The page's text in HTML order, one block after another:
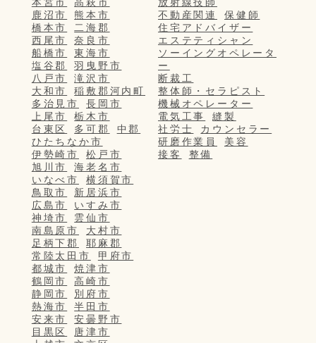
鹿沼市
熊本市
橋本市
二海郡
西尾市
奈良市
船橋市
東海市
塩谷郡
羽曳野市
八戸市
滝沢市
大和市
稲敷郡河内町
多治見市
長岡市
上尾市
栃木市
台東区
多可郡
中郡
ひたちなか市
伊勢崎市
松戸市
旭川市
海老名市
いなべ市
横須賀市
鳥取市
新居浜市
広島市
いすみ市
神埼市
雲仙市
南島原市
大村市
足柄下郡
耶麻郡
常陸太田市
甲府市
都城市
焼津市
鶴岡市
高崎市
静岡市
別府市
熱海市
半田市
安来市
安曇野市
目黒区
唐津市
不動産関連
保健師
住宅アドバイザー
エステティシャン
ソーイングオペレータ
ー
断裁工
整体師・セラピスト
機械オペレーター
電気工事
縫製
社労士
カウンセラー
研磨作業員
美容
接客
整備